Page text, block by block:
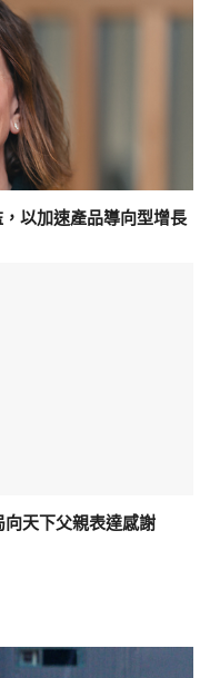
以加速產品導向型增長
向天下父親表達感謝